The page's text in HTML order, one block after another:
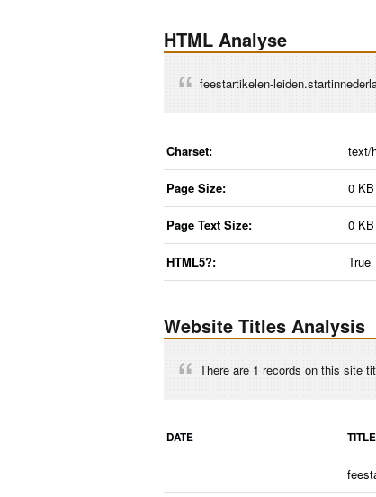
HTML Analyse
feestartikelen-
Charset: text/
Page Size: 0 KB
Page Text Size: 0 KB
HTML5?: True
Website Titles Analysis
There are 1 records on this site
DATE TITLE